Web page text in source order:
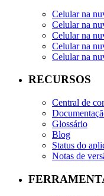
Celular na
Celular na
Celular na
Celular na
Celular na
RECURSOS
Central de
Glossário
Blog
Status do
Notas de